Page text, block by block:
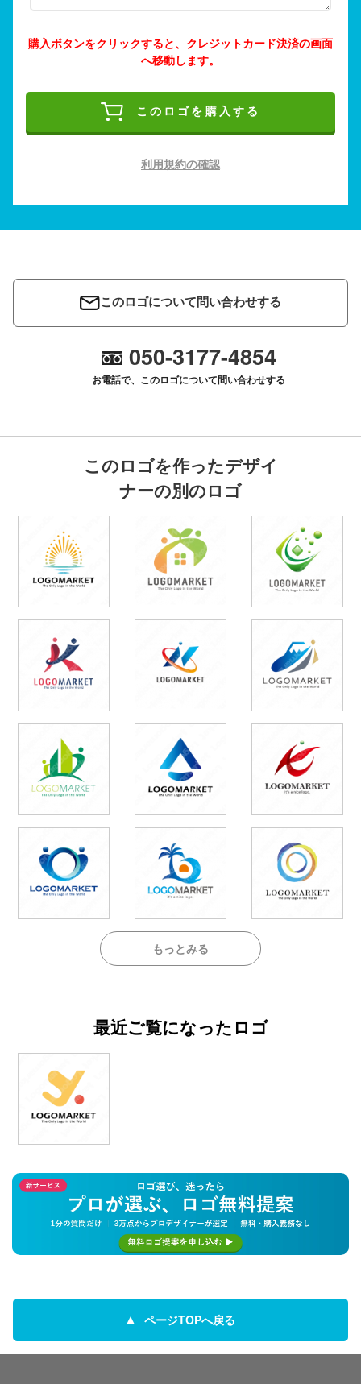
購入ボタンをクリックすると、クレジットカード決済の画面
へ移動します。
このロゴを購入する
利用規約の確認
このロゴについて問い合わせする
050-3177-4854
お電話で、このロゴについて問い合わせする
このロゴを作ったデザイ
ナーの別のロゴ
もっとみる
最近ご覧になったロゴ
ページTOPへ戻る